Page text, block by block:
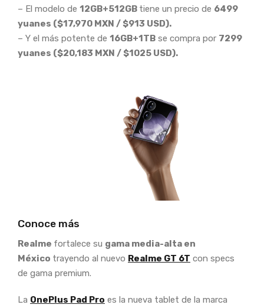
– El modelo de 12GB+512GB tiene un precio de 6499
yuanes ($17,970 MXN / $913 USD).
– Y el más potente de 16GB+1TB se compra por 7299
yuanes ($20,183 MXN / $1025 USD).
Conoce más
Realme fortalece su gama media-alta en
México trayendo al nuevo Realme GT 6T con specs
de gama premium.
La OnePlus Pad Pro es la nueva tablet de la marca